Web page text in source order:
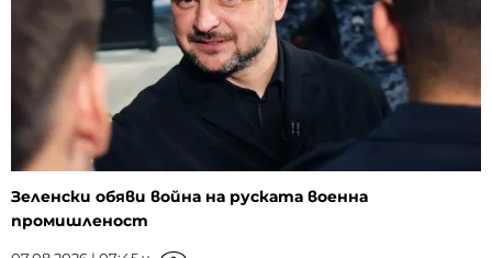
Зеленски обяви война на руската военна
промишленост